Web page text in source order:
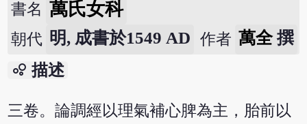
書名 萬氏女科
朝代 明, 成書於1549 AD 作者 萬全撰
bubble_chart 描述
三卷。論調經以理氣補心脾為主，胎前以